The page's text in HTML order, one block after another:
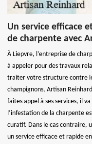
Un service efficace
de charpente avec
À Liepvre, l’entreprise de
à appeler pour des travaux
traiter votre structure contre
champignons, Artisan
faites appel à ses services, il
l’infestation de la charpente
curatif. Dans le cas contraire,
un service efficace et rapide